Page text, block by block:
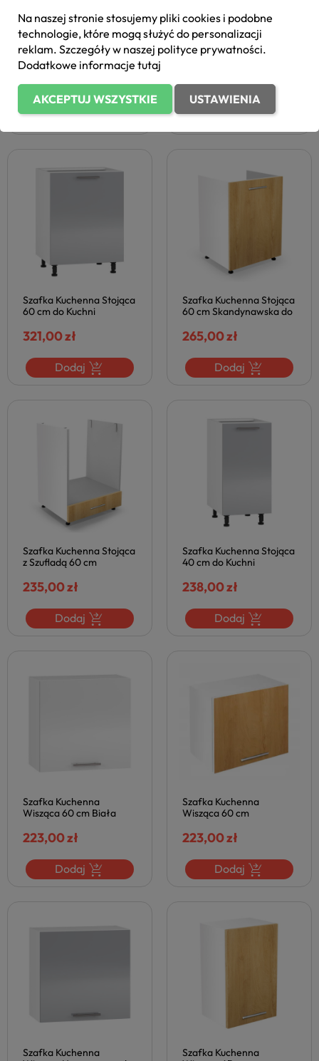
Szafka Kuchenna
Wisząca 60 z
Ociekaczem do Kuchni
Biała Nowoczesna
VENTO Biały Połysk
Halmar
310,00 zł
Dodaj
Szafka Kuchenna Stojąca
60 cm do Kuchni
Dąb Miodowy Halmar
321,00 zł
Dodaj
Szafka Kuchenna Stojąca
60 cm do Kuchni
Jasno Popielata Szara
Połysk Halmar
321,00 zł
Dodaj
Szafka Kuchenna Stojąca
60 cm Skandynawska do
VENTO Dąb Miodowy
Halmar
265,00 zł
Dodaj
Szafka Kuchenna Stojąca
z Szufladą 60 cm
Pod Zabudowę
Piekarnika VENTO Dąb
Miodowy Halmar
235,00 zł
Dodaj
Szafka Kuchenna Stojąca
40 cm do Kuchni
Jasno Popielata Szara
Połysk Halmar
238,00 zł
Dodaj
Szafka Kuchenna
Wisząca 60 cm Biała
VENTO Biały Połysk
Halmar
223,00 zł
Dodaj
Szafka Kuchenna
Wisząca 60 cm
VENTO Dąb Miodowy
Halmar
223,00 zł
Dodaj
Szafka Kuchenna
Szafka Kuchenna
Na naszej stronie stosujemy pliki cookies i podobne
technologie, które mogą służyć do personalizacji
reklam. Szczegóły w naszej polityce prywatności.
Dodatkowe informacje tutaj
AKCEPTUJ WSZYSTKIE USTAWIENIA